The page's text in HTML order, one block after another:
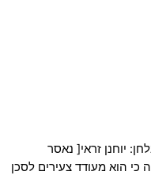
יוחנן זראי[ נאסר
מה1958.7.30 בטענה כי הוא מעודד צעירים לסכן